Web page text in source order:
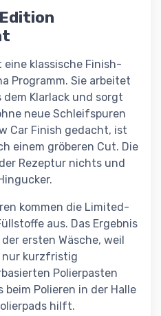
eine klassische Finish-
Programm. Sie arbeitet
Klarlack und sorgt
neue Schleifspuren
Car Finish gedacht, ist
einem gröberen Cut. Die
Rezeptur nichts und
kommen die Limited-
aus. Das Ergebnis
ersten Wäsche, weil
nur kurzfristig
Polierpasten
Polieren in der Halle
hilft.